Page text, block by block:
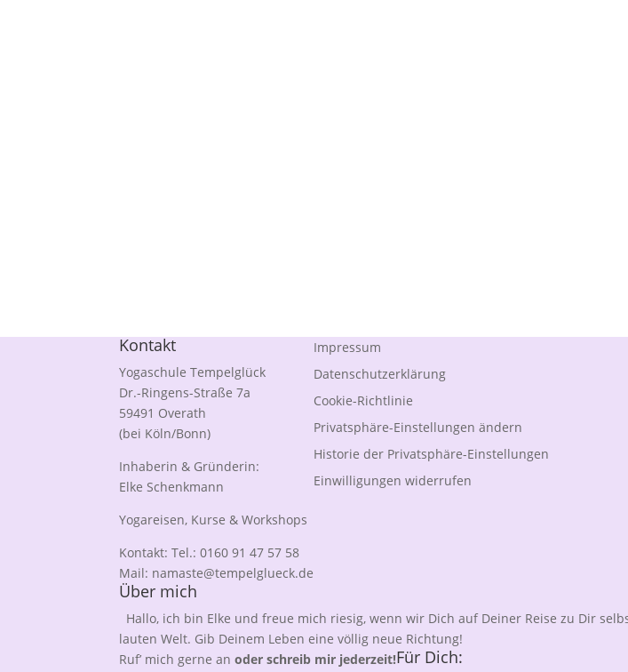
Kontakt
Yogaschule Tempelglück
Dr.-Ringens-Straße 7a
59491 Overath
(bei Köln/Bonn)
Inhaberin & Gründerin:
Elke Schenkmann
Yogareisen, Kurse & Workshops
Kontakt: Tel.: 0160 91 47 57 58
Mail: namaste@tempelglueck.de
Impressum
Datenschutzerklärung
Cookie-Richtlinie
Privatsphäre-Einstellungen ändern
Historie der Privatsphäre-Einstellungen
Einwilligungen widerrufen
Über mich
Hallo, ich bin Elke und freue mich riesig, wenn wir Dich auf Deiner Reise zu Dir
lauten Welt. Gib Deinem Leben eine völlig neue Richtung!
Ruf’ mich gerne anoder schreib mir jederzeit!Für Dich: